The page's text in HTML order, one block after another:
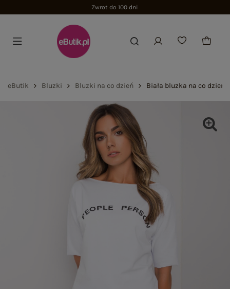
Zwrot do 100 dni
eButik Bluzki Bluzki na co dzień Biała bluzka na co dzień